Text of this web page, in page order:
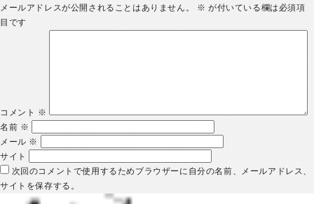
メールアドレスが公開されることはありません。
※ が付いている欄は必須項
目です
コメント ※
名前 ※
メール ※
サイト
次回のコメントで使用するためブラウザーに自分の名前、メールアドレス、
サイトを保存する。